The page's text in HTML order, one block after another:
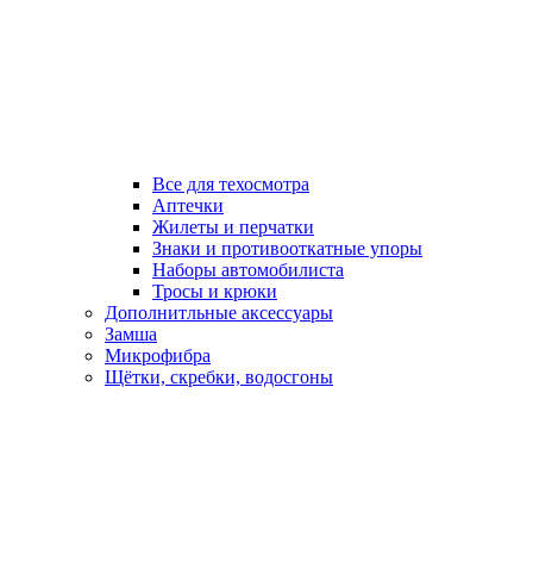
Все для техосмотра
Аптечки
Жилеты и перчатки
Знаки и противооткатные упоры
Наборы автомобилиста
Тросы и крюки
Дополнитльные аксессуары
Замша
Микрофибра
Щётки, скребки, водосгоны